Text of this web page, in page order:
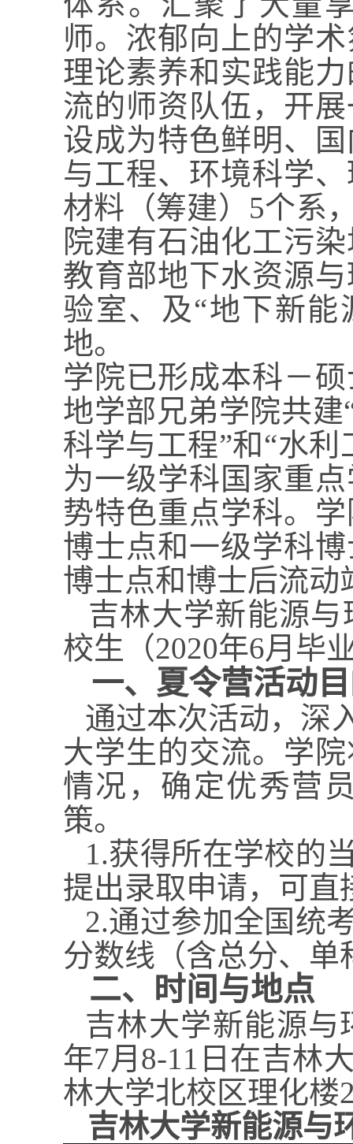
师。浓郁向上的学
理论素养和实践能
流的师资队伍，开
设成为特色鲜明、
与工程、环境科学
材料（筹建） 5个系
院建有石油化工污
教育部地下水资源
验室、及“地下新
地。
学院已形成本科－
地学部兄弟学院共
科学与工程”和“水
为一级学科国家重
势特色重点学科。
博士点和一级学科
博士点和博士后流动
吉林大学新能源
校生（2020年6月毕
一、夏令营活动
通过本次活动，深
大学生的交流。学
情况，确定优秀营
策。
1.获得所在学校的
提出录取申请，可直
2.通过参加全国统
分数线（含总分、
二、时间与地点
吉林大学新能源与
年7月 8-11 日在吉林
林大学北校区理化楼
吉林大学新能源与